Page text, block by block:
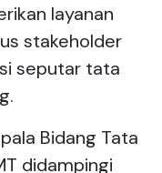
layanan
stakeholder
seputar tata
Bidang Tata
didampingi